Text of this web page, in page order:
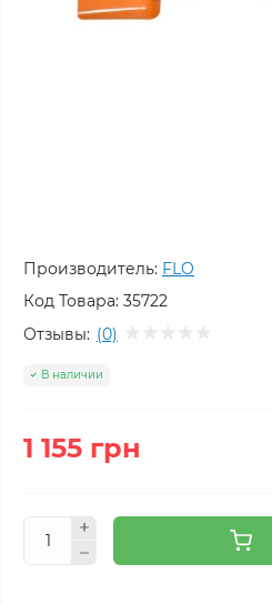
Производитель: FLO
Код Товара: 35722
Отзывы: (0)
В наличии
1 155 грн